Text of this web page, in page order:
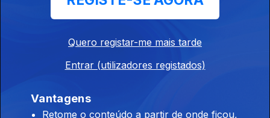
Pedras
Quero registar-me mais tarde
Entrar (utilizadores registados)
Vantagens
Retome o conteúdo a partir de onde ficou,